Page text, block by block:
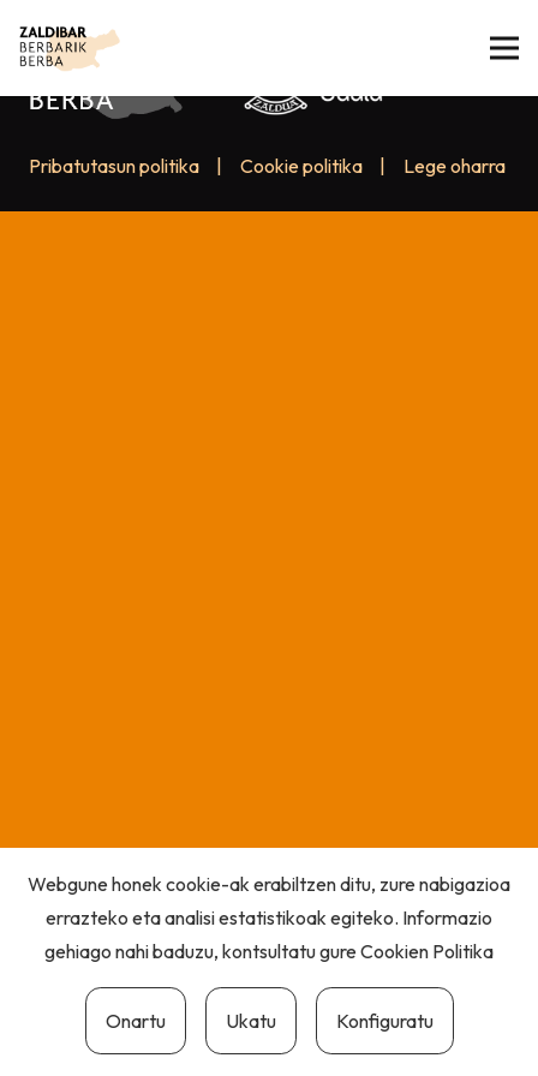
Pribatutasun politika Cookie politika Lege oharra
Webgune honek cookie-ak erabiltzen ditu, zure nabigazioa
errazteko eta analisi estatistikoak egiteko. Informazio
gehiago nahi baduzu, kontsultatu gureCookien Politika
Onartu Ukatu Konfiguratu